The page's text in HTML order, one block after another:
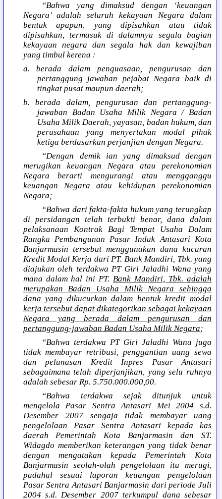
“Bahwa yang dimaksud dengan ‘keuangan
Negara’ adalah seluruh kekayaan Negara dalam
bentuk apapun, yang dipisahkan atau tidak
dipisahkan, termasuk di dalamnya segala bagian
kekayaan negara dan segala hak dan kewajiban
yang timbul kerena :
a. berada dalam penguasaan, pengurusan dan
pertanggung jawaban pejabat Negara baik di
tingkat pusat maupun daerah;
b. berada dalam, pengurusan dan pertanggung-
jawaban Badan Usaha Milik Negara / Badan
Usaha Milik Daerah, yayasan, badan hukum, dan
perusahaan yang menyertakan modal pihak
ketiga berdasarkan perjanjian dengan Negara.
“Dengan demik ian yang dimaksud dengan
merugikan keuangan Negara atau perekonomian
Negara berarti mengurangi atau mengganggu
keuangan Negara atau kehidupan perekonomian
Negara;
“Bahwa dari fakta-fakta hukum yang terungkap
di persidangan telah terbukti benar, dana dalam
pelaksanaan Kontrak Bagi Tempat Usaha Dalam
Rangka Pembangunan Pasar Induk Antasari Kota
Banjarmasin tersebut menggunakan dana kucuran
Kredit Modal Kerja dari PT. Bank Mandiri, Tbk. yang
diajukan oleh terdakwa PT Giri Jaladhi Wana yang
mana dalam hal ini PT.Bank Mandiri, Tbk. adalah
merupakan Badan Usaha Milik Negara sehingga
dana yang dikucurkan dalam bentuk kredit modal
kerja tersebut dapat dikategorikan sebagai kekayaan
Negara yang berada dalam pengurusan dan
pertanggung-jawaban Badan Usaha Milik Negara;
“Bahwa terdakwa PT Giri Jaladhi Wana juga
tidak membayar retribusi, penggantian uang sewa
dan pelunasan Kredit Inpres Pasar Antasari
sebagaimana telah diperjanjikan, yang selu ruhnya
adalah sebesar Rp. 5.750.000.000,00.
“Bahwa terdakwa sejak ditunjuk untuk
mengelola Pasar Sentra Antasari Mei 2004 s.d.
Desember 2007 sengaja tidak membayar uang
pengelolaan Pasar Sentra Antasari kepada kas
daerah Pemerintah Kota Banjarmasin dan ST.
Widagdo memberikan keterangan yang tidak benar
dengan mengatakan kepada Pemerintah Kota
Banjarmasin seolah-olah pengelolaan itu merugi,
padahal sesuai laporan keuangan pengelolaan
Pasar Sentra Antasari Banjarmasin dari periode Juli
2004 s.d. Desember 2007 terkumpul dana sebesar